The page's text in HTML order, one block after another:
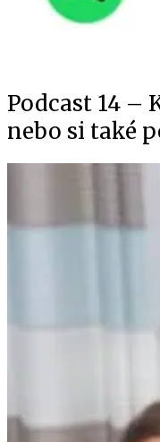
Podcast 14 –
nebo si také